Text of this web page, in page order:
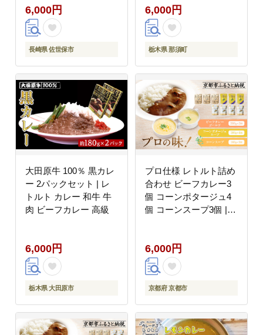
レー 牛すじ きのこ 長
崎 防災食 非常食
6,000円
長崎県 佐世保市
人気 ランキング お取り
寄せグルメ ご当地 スト
ック
6,000円
栃木県 那須町
大田原牛 100％ 黒カレ
ー 2パックセット | レ
トルト カレー 和牛 牛
肉 ビーフカレー 高級
6,000円
栃木県 大田原市
プロ仕様 レトルト詰め
合わせ ビーフカレー3
個 コーンポタージュ4
個 コーンスープ3個 |
［ 京都 レトルト食品メ
ーカー プロ用 ビーフカ
レー スープ ポタージュ
人気 おすすめ カレー
保存食 グルメ お取り寄
せ 通販 送料無料 ふる
6,000円
京都府 京都市